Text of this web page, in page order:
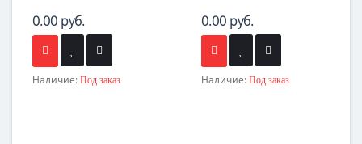
0.00 руб.
Наличие: Под заказ
0.00 руб.
Наличие: Под заказ